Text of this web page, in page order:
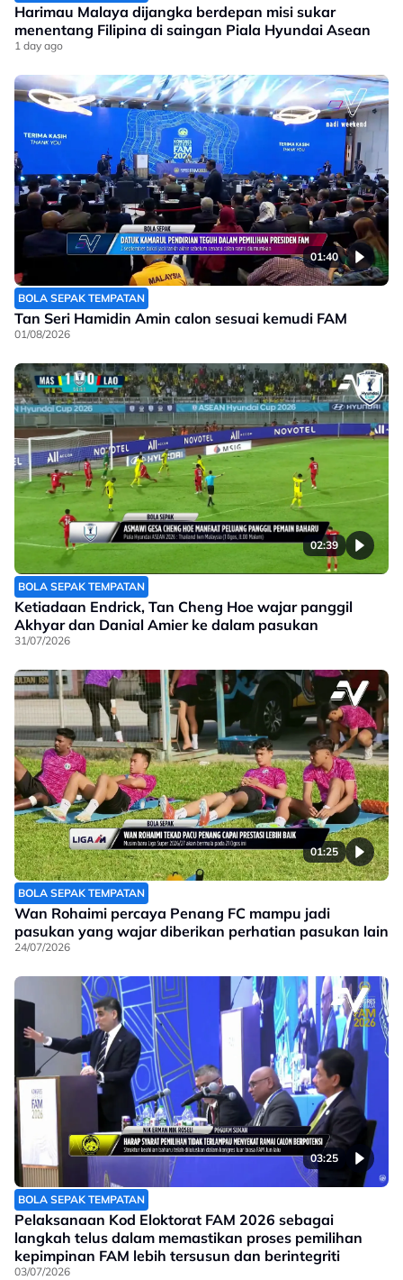
Harimau Malaya dijangka berdepan misi sukar
menentang Filipina di saingan Piala Hyundai Asean
1 day ago
01:40
BOLA SEPAK TEMPATAN
Tan Seri Hamidin Amin calon sesuai kemudi FAM
01/08/2026
02:39
BOLA SEPAK TEMPATAN
Ketiadaan Endrick, Tan Cheng Hoe wajar panggil
Akhyar dan Danial Amier ke dalam pasukan
31/07/2026
01:25
BOLA SEPAK TEMPATAN
Wan Rohaimi percaya Penang FC mampu jadi
pasukan yang wajar diberikan perhatian pasukan lain
24/07/2026
03:25
BOLA SEPAK TEMPATAN
Pelaksanaan Kod Eloktorat FAM 2026 sebagai
langkah telus dalam memastikan proses pemilihan
kepimpinan FAM lebih tersusun dan berintegriti
03/07/2026